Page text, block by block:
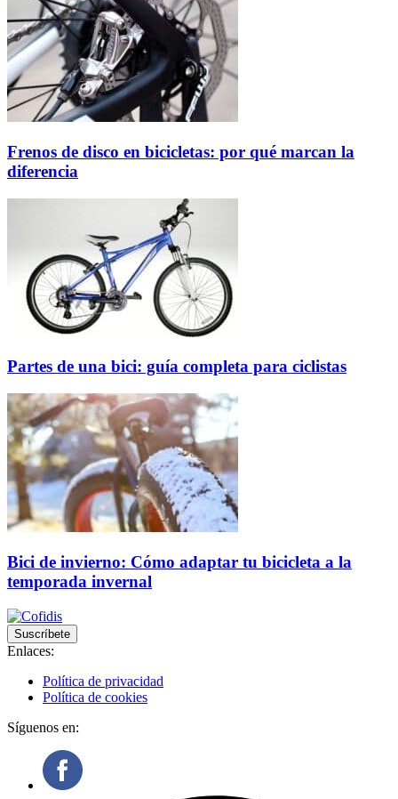
Frenos de disco en bicicletas: por qué marcan la
diferencia
Partes de una bici: guía completa para ciclistas
Bici de invierno: Cómo adaptar tu bicicleta a la
temporada invernal
Suscríbete
Enlaces:
Política de privacidad
Política de cookies
Síguenos en: